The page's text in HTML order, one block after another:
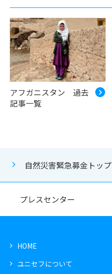
アフガニスタン 過去
記事一覧
自然災害緊急募金トップ
プレスセンター
HOME
ユニセフについて